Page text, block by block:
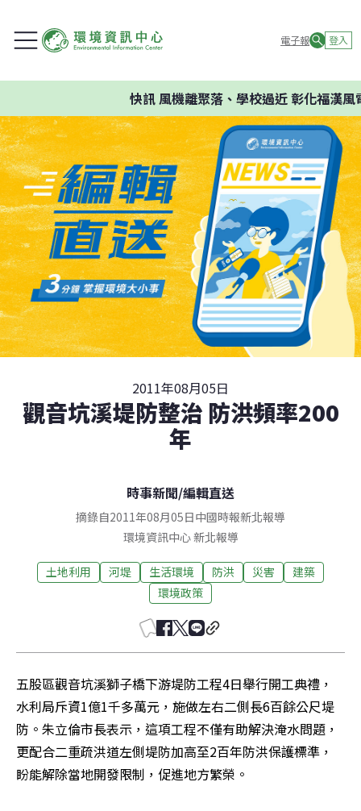
電子報 登入
快訊風機離聚落、學校過近 彰化福漢風
2011年08月05日
觀音坑溪堤防整治 防洪頻率200
年
時事新聞/編輯直送
摘錄自2011年08月05日中國時報新北報導
環境資訊中心新北報導
土地利用 河堤 生活環境 防洪 災害
建築
環境政策
五股區觀音坑溪獅子橋下游堤防工程4日舉行開工典禮，
水利局斥資1億1千多萬元，施做左右二側長6百餘公尺堤
防。朱立倫市長表示，這項工程不僅有助解決淹水問題，
更配合二重疏洪道左側堤防加高至2百年防洪保護標準，
盼能解除當地開發限制，促進地方繁榮。